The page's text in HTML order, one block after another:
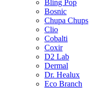
Bling Pop
Bosnic
Chupa Chups
Clio
Cobalti
Coxir
D2 Lab
Dermal
Dr. Healux
Eco Branch